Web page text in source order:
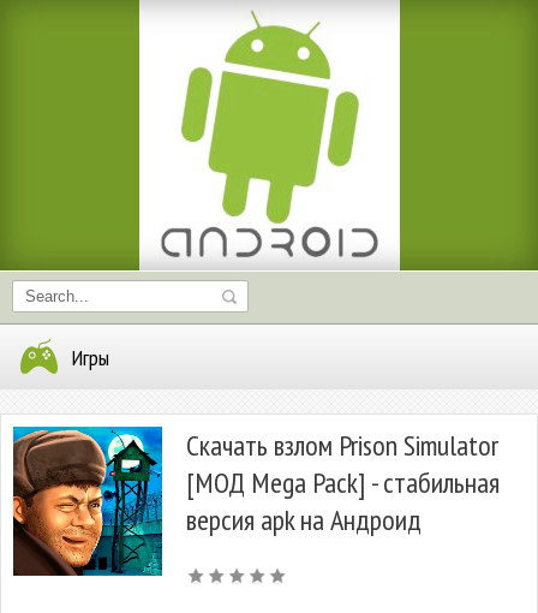
Игры
Скачать взлом Prison Simulator
[МОД Mega Pack] - стабильная
версия apk на Андроид